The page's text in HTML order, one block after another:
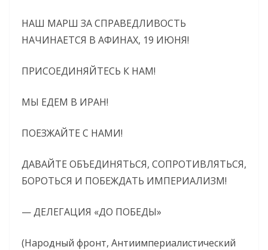
НАШ МАРШ ЗА СПРАВЕДЛИВОСТЬ
НАЧИНАЕТСЯ В АФИНАХ, 19 ИЮНЯ!
ПРИСОЕДИНЯЙТЕСЬ К НАМ!
МЫ ЕДЕМ В ИРАН!
ПОЕЗЖАЙТЕ С НАМИ!
ДАВАЙТЕ ОБЪЕДИНЯТЬСЯ, СОПРОТИВЛЯТЬСЯ,
БОРОТЬСЯ И ПОБЕЖДАТЬ ИМПЕРИАЛИЗМ!
— ДЕЛЕГАЦИЯ «ДО ПОБЕДЫ»
(Народный фронт, Антиимпериалистический